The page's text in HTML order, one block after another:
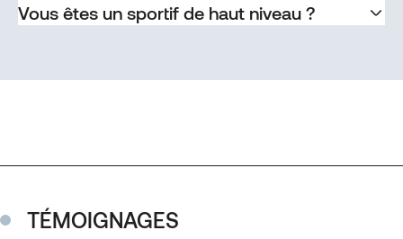
Vous êtes un sportif de haut niveau ?
TÉMOIGNAGES